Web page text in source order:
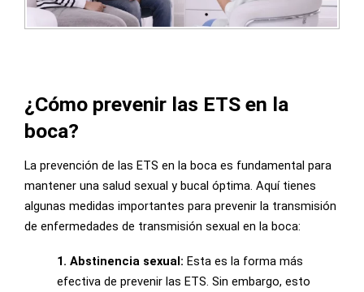
¿Cómo prevenir las ETS en la
boca?
La prevención de las ETS en la boca es fundamental para
mantener una salud sexual y bucal óptima. Aquí tienes
algunas medidas importantes para prevenir la transmisión
de enfermedades de transmisión sexual en la boca:
1. Abstinencia sexual: Esta es la forma más
efectiva de prevenir las ETS. Sin embargo, esto